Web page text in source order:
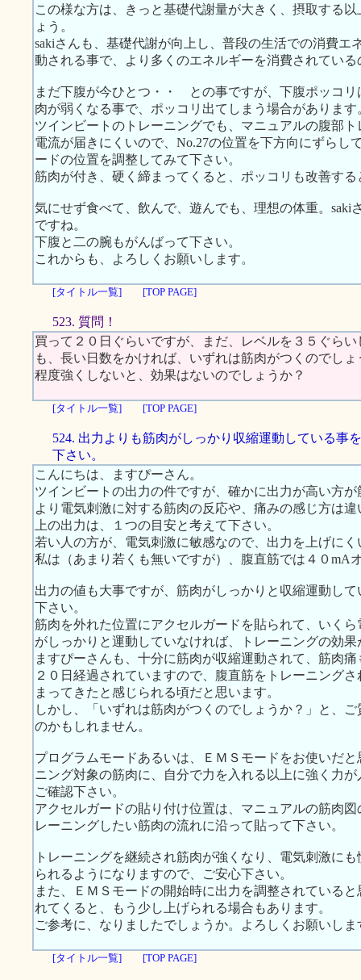
この様な方は、きっと基礎代謝量が大きく、摂取する
ょう。
sakiさんも、基礎代謝が向上し、普段の生活での消費エ
動される事で、より多くのエネルギーを消費されてい
まだ下腹が今ひとつ・・ との事ですが、下腹ポッコ
肉が弱くなる事で、ポッコリ出てしまう場合があります
ツインビートのトレーニングでも、マニュアルの腹部
電流が届きにくいので、No.27の位置を下方向にずらし
ードの位置を調整してみて下さい。
筋肉が付き、硬く締まってくると、ポッコリも改善する
気にせず食べて、飲んで、遊んでも、理想の体重。saki
ですね。
下腹と二の腕もがんばって下さい。
これからも、よろしくお願いします。
[タイトル一覧] [TOP PAGE]
523. 質問！
買って２０日ぐらいですが、まだ、レベルを３５ぐら
も、長い日数をかければ、いずれは筋肉がつくのでし
程度強くしないと、効果はないのでしょうか？
[タイトル一覧] [TOP PAGE]
524. 出力よりも筋肉がしっかり収縮運動している事
下さい。
こんにちは、ますぴーさん。
ツインビートの出力の件ですが、確かに出力が高い方
より電気刺激に対する筋肉の反応や、痛みの感じ方は
上の出力は、１つの目安と考えて下さい。
若い人の方が、電気刺激に敏感なので、出力を上げに
私は（あまり若くも無いですが）、腹直筋では４０mA
出力の値も大事ですが、筋肉がしっかりと収縮運動し
下さい。
筋肉を外れた位置にアクセルガードを貼られて、いく
がしっかりと運動していなければ、トレーニングの効
ますぴーさんも、十分に筋肉が収縮運動されて、筋肉
２０日経過されていますので、腹直筋をトレーニング
まってきたと感じられる頃だと思います。
しかし、「いずれは筋肉がつくのでしょうか？」と、
のかもしれません。
プログラムモードあるいは、ＥＭＳモードをお使いだ
ニング対象の筋肉に、自分で力を入れる以上に強く力
ご確認下さい。
アクセルガードの貼り付け位置は、マニュアルの筋肉
レーニングしたい筋肉の流れに沿って貼って下さい。
トレーニングを継続され筋肉が強くなり、電気刺激に
られるようになりますので、ご安心下さい。
また、ＥＭＳモードの開始時に出力を調整されている
れてくると、もう少し上げられる場合もあります。
ご参考に、なりましたでしょうか。よろしくお願いしま
[タイトル一覧] [TOP PAGE]